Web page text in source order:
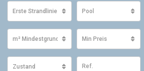
Erste Strandlinie Pool
m² Mindestgrundfläche Min Preis
Zustand